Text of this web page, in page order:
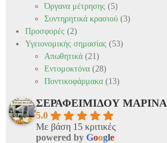
Όργανα μέτρησης (5)
Συντηρητικά κρασιού (3)
Προσφορές (2)
Υγειονομικής σημασίας (53)
Απωθητικά (21)
Εντομοκτόνα (28)
Ποντικοφάρμακα (13)
ΣΕΡΑΦΕΙΜΙΔΟΥ ΜΑΡΙΝΑ
5.0
Με βάση 15 κριτικές
powered by Google